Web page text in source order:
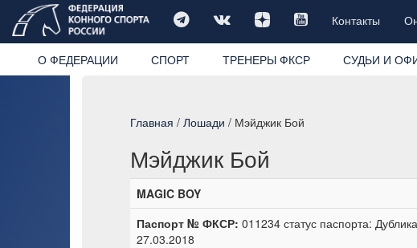
Контакты
О ФЕДЕРАЦИИ СПОРТ ТРЕНЕРЫ ФКСР СУДЬИ И
Главная / Лошади / Мэйджик Бой
Мэйджик Бой
MAGIC BOY
Паспорт № ФКСР: 011234 статус паспорта:
27.03.2018